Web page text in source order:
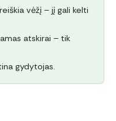
vėžį – jį gali kelti
atskirai – tik
gydytojas.